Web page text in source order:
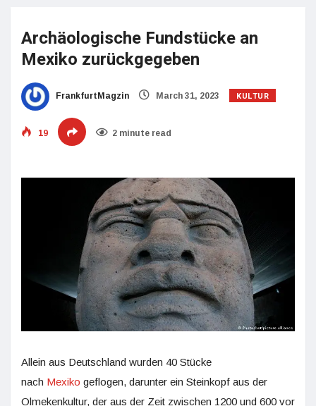
Archäologische Fundstücke an
Mexiko zurückgegeben
FrankfurtMagzin March 31, 2023 KULTUR
19 2 minute read
Allein aus Deutschland wurden 40 Stücke
nach Mexiko geflogen, darunter ein Steinkopf aus der
Olmekenkultur, der aus der Zeit zwischen 1200 und 600 vor